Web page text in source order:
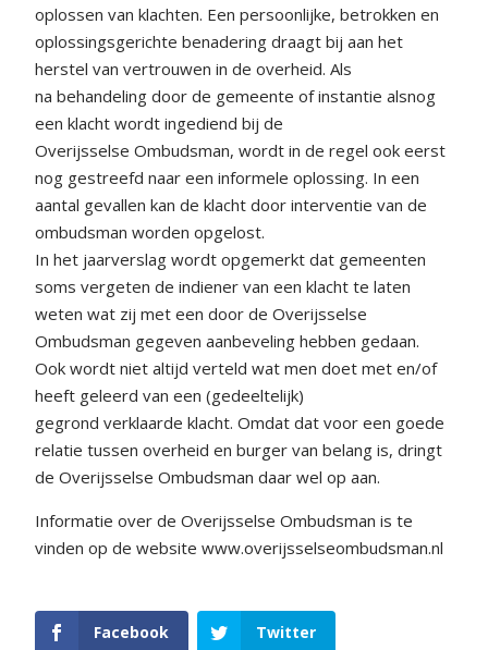
oplossen van klachten. Een persoonlijke, betrokken en
oplossingsgerichte benadering draagt bij aan het
herstel van vertrouwen in de overheid. Als
na behandeling door de gemeente of instantie alsnog
een klacht wordt ingediend bij de
Overijsselse Ombudsman, wordt in de regel ook eerst
nog gestreefd naar een informele oplossing. In een
aantal gevallen kan de klacht door interventie van de
ombudsman worden opgelost.
In het jaarverslag wordt opgemerkt dat gemeenten
soms vergeten de indiener van een klacht te laten
weten wat zij met een door de Overijsselse
Ombudsman gegeven aanbeveling hebben gedaan.
Ook wordt niet altijd verteld wat men doet met en/of
heeft geleerd van een (gedeeltelijk)
gegrond verklaarde klacht. Omdat dat voor een goede
relatie tussen overheid en burger van belang is, dringt
de Overijsselse Ombudsman daar wel op aan.
Informatie over de Overijsselse Ombudsman is te
vinden op de website www.overijsselseombudsman.nl
Facebook Twitter